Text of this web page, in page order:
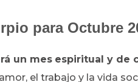
para Octubre
un mes espiritual y de
el trabajo y la vida